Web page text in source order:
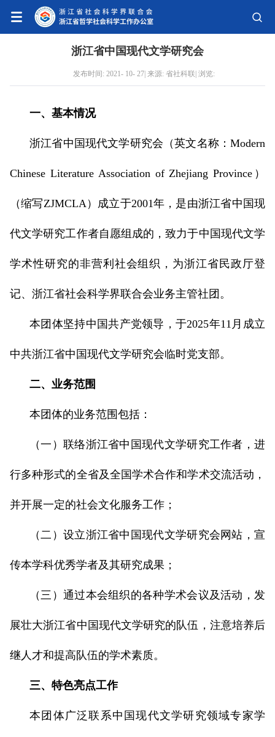
浙江省中国现代文学研究会
发布时间: 2021- 10- 27| 来源: 省社科联| 浏览:
一、基本情况
浙江省中国现代文学研究会（英文名称：Modern
Chinese Literature Association of Zhejiang Province）
（缩写ZJMCLA）成立于2001年，是由浙江省中国现
代文学研究工作者自愿组成的，致力于中国现代文学
学术性研究的非营利社会组织，为浙江省民政厅登
记、浙江省社会科学界联合会业务主管社团。
本团体坚持中国共产党领导，于2025年11月成立
中共浙江省中国现代文学研究会临时党支部。
二、业务范围
本团体的业务范围包括：
（一）联络浙江省中国现代文学研究工作者，进
行多种形式的全省及全国学术合作和学术交流活动，
并开展一定的社会文化服务工作；
（二）设立浙江省中国现代文学研究会网站，宣
传本学科优秀学者及其研究成果；
（三）通过本会组织的各种学术会议及活动，发
展壮大浙江省中国现代文学研究的队伍，注意培养后
继人才和提高队伍的学术素质。
三、特色亮点工作
本团体广泛联系中国现代文学研究领域专家学